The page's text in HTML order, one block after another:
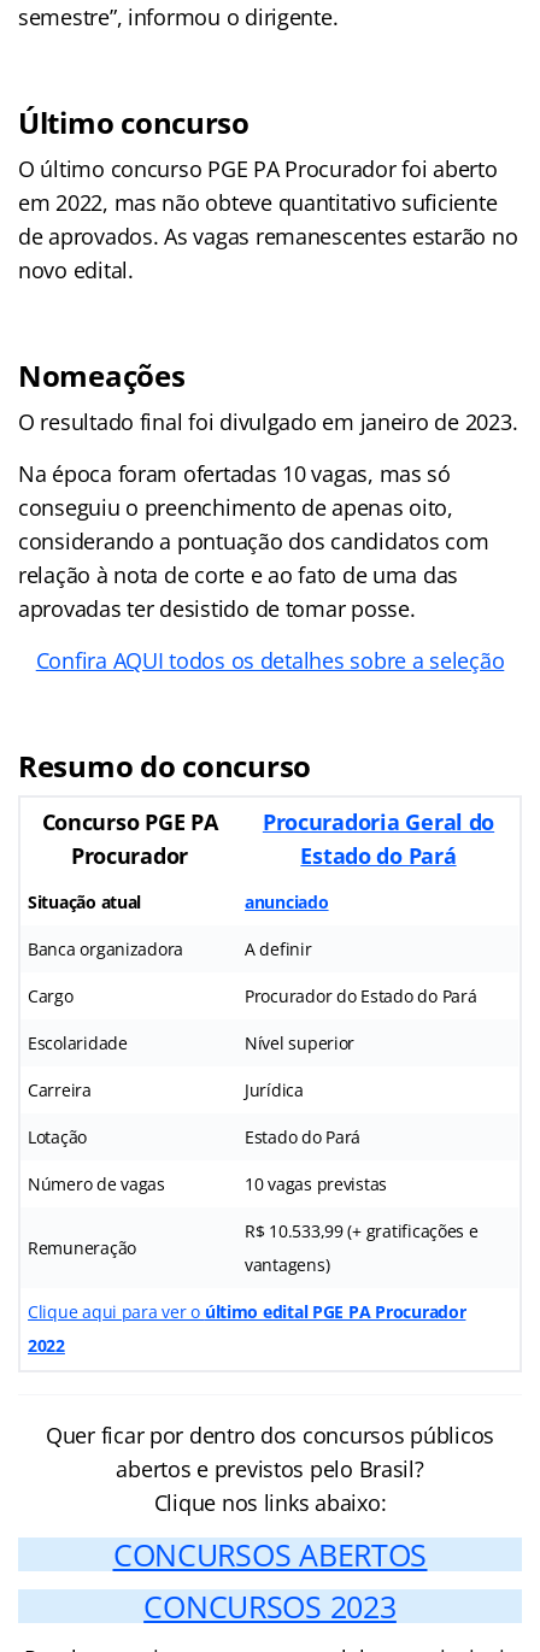
semestre”, informou o dirigente.
Último concurso
O último concurso PGE PA Procurador foi aberto
em 2022, mas não obteve quantitativo suficiente
de aprovados. As vagas remanescentes estarão no
novo edital.
Nomeações
O resultado final foi divulgado em janeiro de 2023.
Na época foram ofertadas 10 vagas, mas só
conseguiu o preenchimento de apenas oito,
considerando a pontuação dos candidatos com
relação à nota de corte e ao fato de uma das
aprovadas ter desistido de tomar posse.
Confira AQUI todos os detalhes sobre a seleção
Resumo do concurso
Concurso PGE PA
Procurador
Procuradoria Geral do
Estado do Pará
Situação atual anunciado
Banca organizadora A definir
Cargo Procurador do Estado do Pará
Escolaridade Nível superior
Carreira Jurídica
Lotação Estado do Pará
Número de vagas 10 vagas previstas
Remuneração
R$ 10.533,99 (+ gratificações e
vantagens)
Clique aqui para ver o último edital PGE PA Procurador
2022
Quer ficar por dentro dos concursos públicos
abertos e previstos pelo Brasil?
Clique nos links abaixo:
CONCURSOS ABERTOS
CONCURSOS 2023